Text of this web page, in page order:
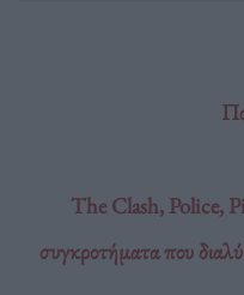
The Clash, Police,
συγκροτήματα που